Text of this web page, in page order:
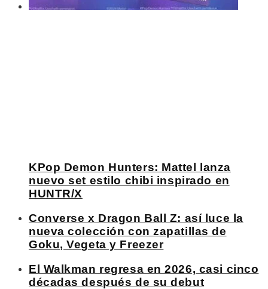
KPop Demon Hunters: Mattel lanza
nuevo set estilo chibi inspirado en
HUNTR/X
Converse x Dragon Ball Z: así luce la
nueva colección con zapatillas de
Goku, Vegeta y Freezer
El Walkman regresa en 2026, casi cinco
décadas después de su debut